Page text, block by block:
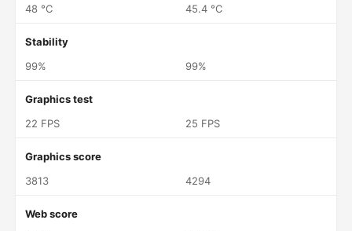
48 °C
45.4 °C
Stability
99%
99%
Graphics test
22 FPS
25 FPS
Graphics score
3813
4294
Web score